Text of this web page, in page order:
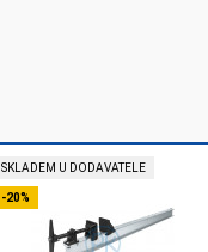
SKLADEM U DODAVATELE
-20%